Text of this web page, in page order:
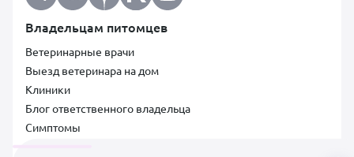
Владельцам питомцев
Ветеринарные врачи
Выезд ветеринара на дом
Клиники
Блог ответственного владельца
Симптомы